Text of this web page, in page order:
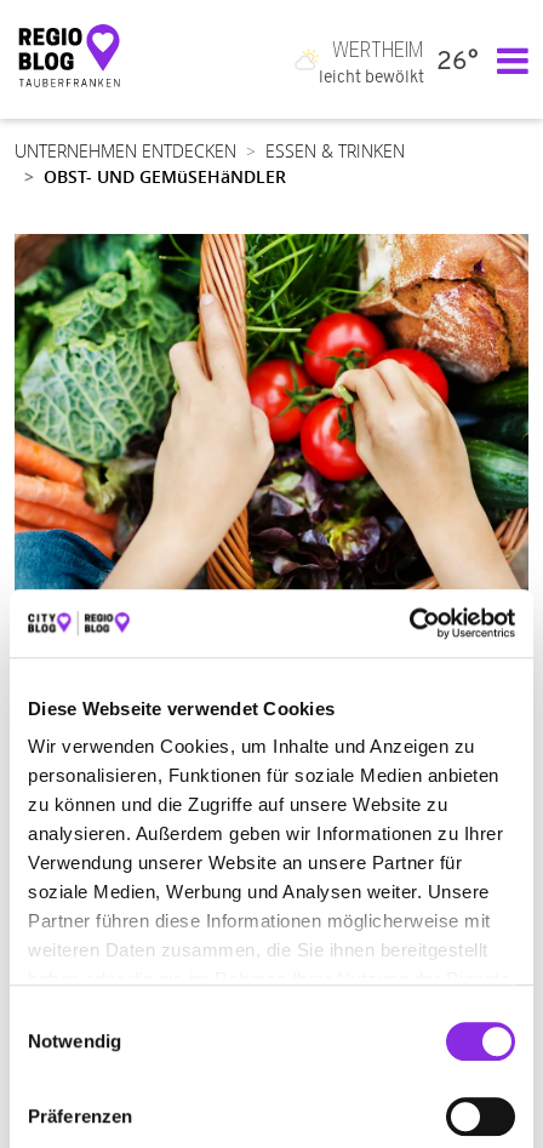
Diese Webseite verwendet Cookies
Wir verwenden Cookies, um Inhalte und Anzeigen zu
personalisieren, Funktionen für soziale Medien anbieten
zu können und die Zugriffe auf unsere Website zu
analysieren. Außerdem geben wir Informationen zu Ihrer
Verwendung unserer Website an unsere Partner für
soziale Medien, Werbung und Analysen weiter. Unsere
Partner führen diese Informationen möglicherweise mit
weiteren Daten zusammen, die Sie ihnen bereitgestellt
Notwendig
Präferenzen
Hauptnavigation
WERTHEIM
leicht bewölkt
26°
UNTERNEHMEN ENTDECKEN
ESSEN & TRINKEN
OBST- UND GEMüSEHäNDLER
OBST- UND GEMÜSEHÄNDLER IN WERTHEIM
Suchen nach
Finden
WERTHEIM
+4993424753